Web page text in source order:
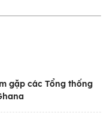
gặp các Tổng thống